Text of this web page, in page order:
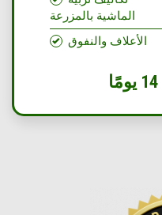
الماشية بالمزرعة
الأعلاف والنفوق